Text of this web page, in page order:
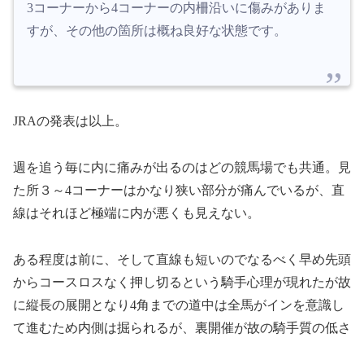
3コーナーから4コーナーの内柵沿いに傷みがありま
すが、その他の箇所は概ね良好な状態です。
JRAの発表は以上。
週を追う毎に内に痛みが出るのはどの競馬場でも共通。見
た所３～4コーナーはかなり狭い部分が痛んでいるが、直
線はそれほど極端に内が悪くも見えない。
ある程度は前に、そして直線も短いのでなるべく早め先頭
からコースロスなく押し切るという騎手心理が現れたが故
に縦長の展開となり4角までの道中は全馬がインを意識し
て進むため内側は掘られるが、裏開催が故の騎手質の低さ